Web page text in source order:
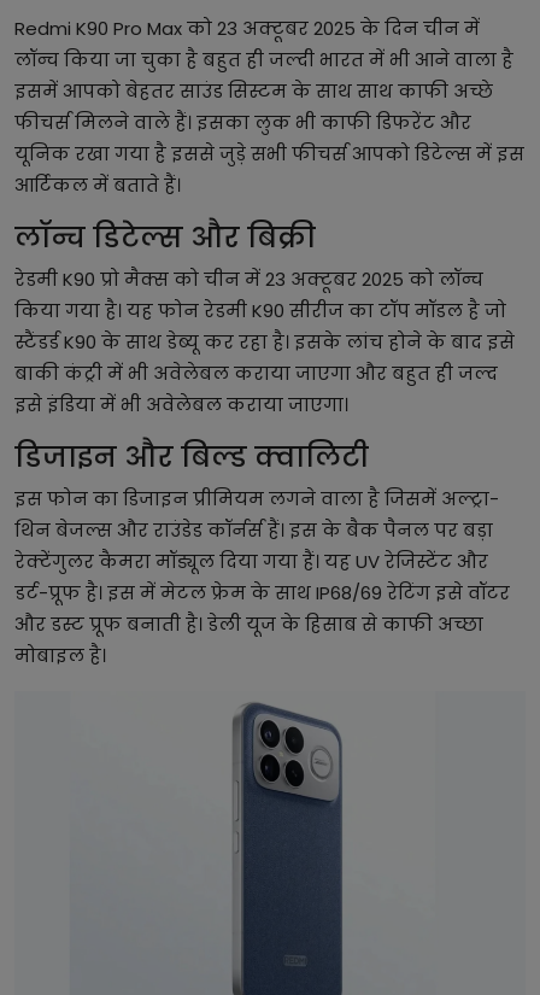
Redmi K90 Pro Max को 23 अक्टूबर 2025 के दिन चीन में
लॉन्च किया जा चुका है बहुत ही जल्दी भारत में भी आने वाला है
इसमें आपको बेहतर साउंड सिस्टम के साथ साथ काफी अच्छे
फीचर्स मिलने वाले हैं। इसका लुक भी काफी डिफरेंट और
यूनिक रखा गया है इससे जुड़े सभी फीचर्स आपको डिटेल्स में इस
आर्टिकल में बताते हैं।
लॉन्च डिटेल्स और बिक्री
रेडमी K90 प्रो मैक्स को चीन में 23 अक्टूबर 2025 को लॉन्च
किया गया है। यह फोन रेडमी K90 सीरीज का टॉप मॉडल है जो
स्टैंडर्ड K90 के साथ डेब्यू कर रहा है। इसके लांच होने के बाद इसे
बाकी कंट्री में भी अवेलेबल कराया जाएगा और बहुत ही जल्द
इसे इंडिया में भी अवेलेबल कराया जाएगा।
डिजाइन और बिल्ड क्वालिटी
इस फोन का डिजाइन प्रीमियम लगने वाला है जिसमें अल्ट्रा-
थिन बेजल्स और राउंडेड कॉर्नर्स हैं। इस के बैक पैनल पर बड़ा
रेक्टेंगुलर कैमरा मॉड्यूल दिया गया हैं। यह UV रेजिस्टेंट और
डर्ट-प्रूफ है। इस में मेटल फ्रेम के साथ IP68/69 रेटिंग इसे वॉटर
और डस्ट प्रूफ बनाती है। डेली यूज के हिसाब से काफी अच्छा
मोबाइल है।